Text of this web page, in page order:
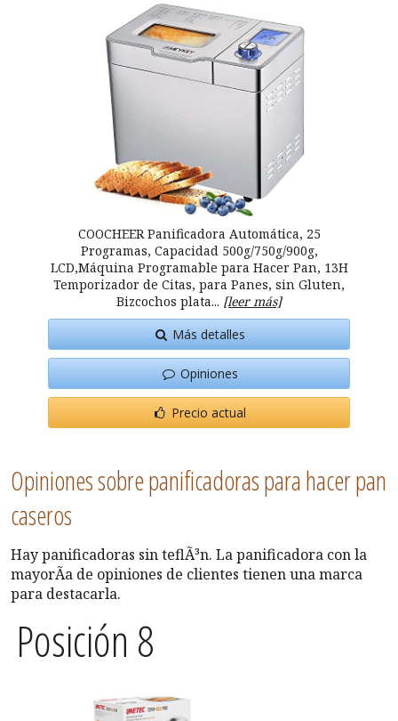
COOCHEER Panificadora Automática, 25
Programas, Capacidad 500g/750g/900g,
LCD,Máquina Programable para Hacer Pan, 13H
Temporizador de Citas, para Panes, sin Gluten,
Bizcochos plata... [leer más]
Más detalles
Opiniones
Precio actual
Opiniones sobre panificadoras para hacer pan
caseros
Hay panificadoras sin teflÃ³n. La panificadora con la
mayorÃ­a de opiniones de clientes tienen una marca
para destacarla.
Posición 8